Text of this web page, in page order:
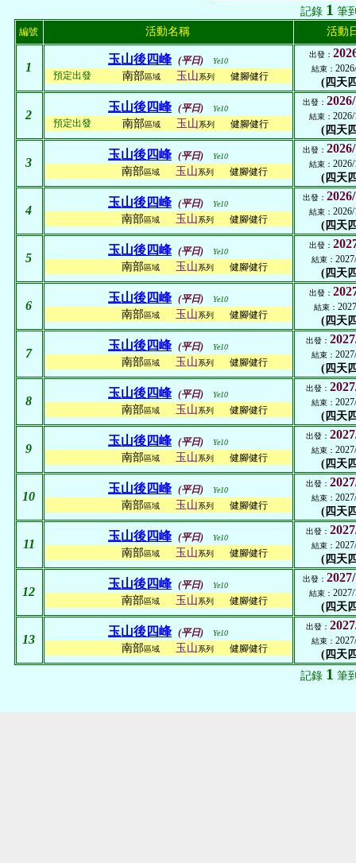
記錄 1 筆
編號 活動名稱 活動
1
玉山後四峰 (平日) Ye10
預定出發 南部區域 玉山系列 健腳健行
出發：
結束：
(四天
2
玉山後四峰 (平日) Ye10
預定出發 南部區域 玉山系列 健腳健行
出發：
結束：
(四天
3
玉山後四峰 (平日) Ye10
南部區域 玉山系列 健腳健行
出發：
結束：
(四天
4
玉山後四峰 (平日) Ye10
南部區域 玉山系列 健腳健行
出發：
結束：
(四天
5
玉山後四峰 (平日) Ye10
南部區域 玉山系列 健腳健行
出發：
結束：
(四天
6
玉山後四峰 (平日) Ye10
南部區域 玉山系列 健腳健行
出發：
結束：
(四天
7
玉山後四峰 (平日) Ye10
南部區域 玉山系列 健腳健行
出發：
結束：
(四天
8
玉山後四峰 (平日) Ye10
南部區域 玉山系列 健腳健行
出發：
結束：
(四天
9
玉山後四峰 (平日) Ye10
南部區域 玉山系列 健腳健行
出發：
結束：
(四天
10
玉山後四峰 (平日) Ye10
南部區域 玉山系列 健腳健行
出發：
結束：
(四天
11
玉山後四峰 (平日) Ye10
南部區域 玉山系列 健腳健行
出發：
結束：
(四天
12
玉山後四峰 (平日) Ye10
南部區域 玉山系列 健腳健行
出發：
結束：
(四天
13
玉山後四峰 (平日) Ye10
南部區域 玉山系列 健腳健行
出發：
結束：
(四天
記錄 1 筆